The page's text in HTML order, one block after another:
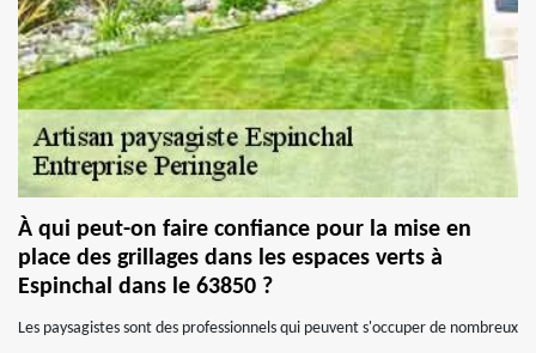
À qui peut-on faire confiance pour la mise en
place des grillages dans les espaces verts à
Espinchal dans le 63850 ?
Les paysagistes sont des professionnels qui peuvent s'occuper de nombreux